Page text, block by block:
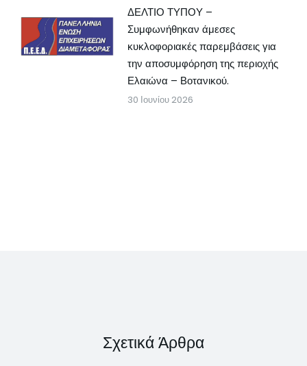
ΔΕΛΤΙΟ ΤΥΠΟΥ –
Συμφωνήθηκαν άμεσες
κυκλοφοριακές παρεμβάσεις για
την αποσυμφόρηση της περιοχής
Ελαιώνα – Βοτανικού.
30 Ιουνίου 2026
Σχετικά Άρθρα